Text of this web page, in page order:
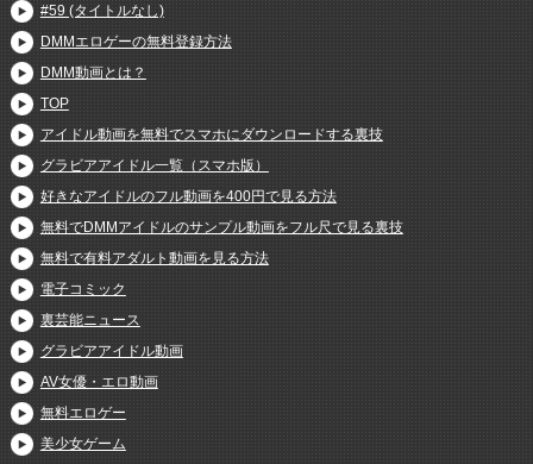
#59 (タイトルなし)
DMMエロゲーの無料登録方法
DMM動画とは？
TOP
アイドル動画を無料でスマホにダウンロードする裏技
グラビアアイドル一覧（スマホ版）
好きなアイドルのフル動画を400円で見る方法
無料でDMMアイドルのサンプル動画をフル尺で見る裏技
無料で有料アダルト動画を見る方法
電子コミック
裏芸能ニュース
グラビアアイドル動画
AV女優・エロ動画
無料エロゲー
美少女ゲーム